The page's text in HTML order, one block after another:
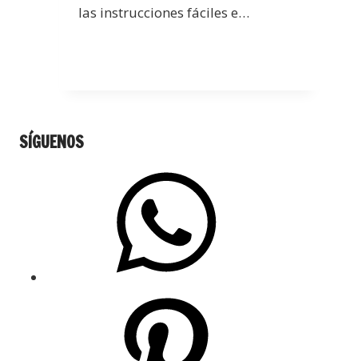
las instrucciones fáciles e…
SÍGUENOS